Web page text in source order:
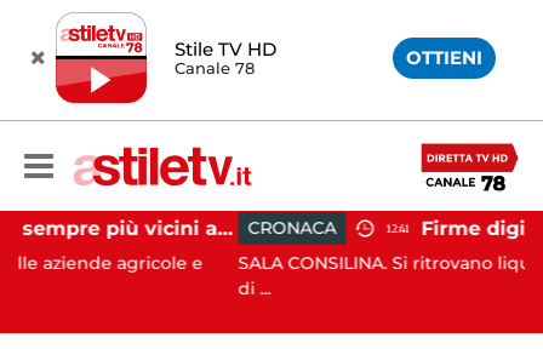
Stile TV HD
Canale 78 OTTIENI
Cinghiali sempre più vicini all'uomo: nel Cilento una famigliola arriva fino alla spiaggia
e
CRONACA 12:41
SALA CONSILINA. Si ritrovano liquidatori e